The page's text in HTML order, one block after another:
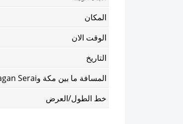
المكان
الوقت الان
التاريخ
المسافة ما بين مكة وBagan Serai
خط الطول/العرض